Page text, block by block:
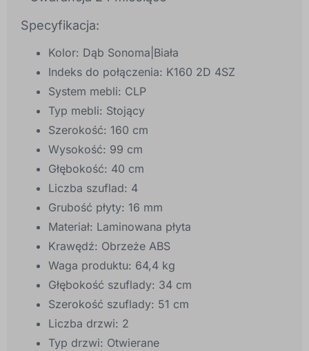
Specyfikacja:
Kolor: Dąb Sonoma|Biała
Indeks do połączenia: K160 2D 4SZ
System mebli: CLP
Typ mebli: Stojący
Szerokość: 160 cm
Wysokość: 99 cm
Głębokość: 40 cm
Liczba szuflad: 4
Grubość płyty: 16 mm
Materiał: Laminowana płyta
Krawędź: Obrzeże ABS
Waga produktu: 64,4 kg
Głębokość szuflady: 34 cm
Szerokość szuflady: 51 cm
Liczba drzwi: 2
Typ drzwi: Otwierane